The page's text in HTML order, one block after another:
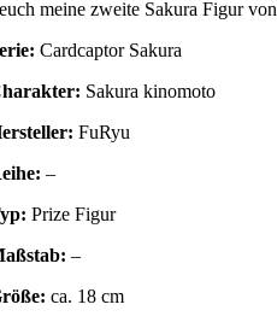
euch meine zweite Sakura Figur
Cardcaptor Sakura
Sakura kinomoto
FuRyu
–
Prize Figur
–
ca. 18 cm